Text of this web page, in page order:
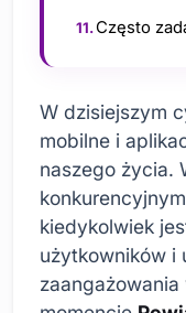
Często
W dzisiejszym
mobilne i
naszego życia.
kiedykolwiek
użytkowników i